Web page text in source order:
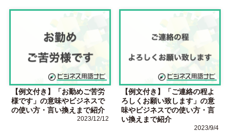
【例文付き】「お勤めご苦労
様です」の意味やビジネスで
の使い方・言い換えまで紹介
2023/12/12
【例文付き】「ご連絡の程よ
ろしくお願い致します」の意
味やビジネスでの使い方・言
い換えまで紹介
2023/9/4